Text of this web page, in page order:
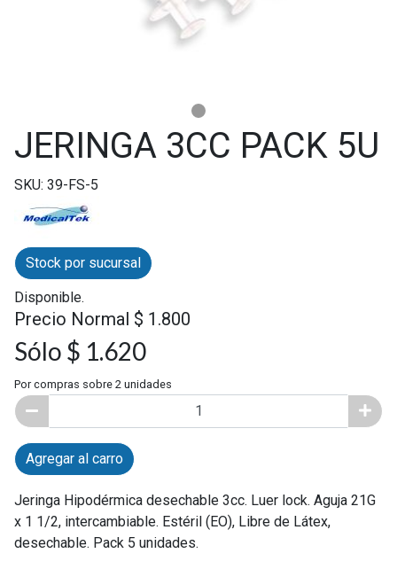
JERINGA 3CC PACK 5U
SKU: 39-FS-5
Stock por sucursal
Disponible.
Precio Normal $ 1.800
Sólo $ 1.620
Por compras sobre 2 unidades
Agregar al carro
Jeringa Hipodérmica desechable 3cc. Luer lock. Aguja 21G
x 1 1/2, intercambiable. Estéril (EO), Libre de Látex,
desechable. Pack 5 unidades.